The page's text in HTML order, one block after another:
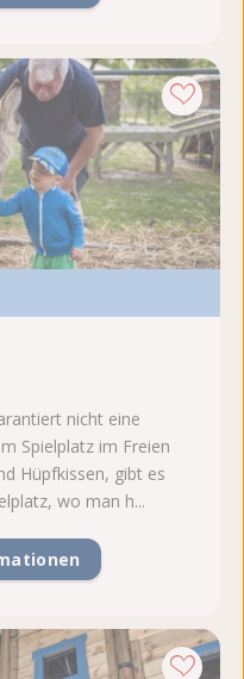
nicht eine
Spielplatz im Freien
Hüpfkissen, gibt es
wo man h...